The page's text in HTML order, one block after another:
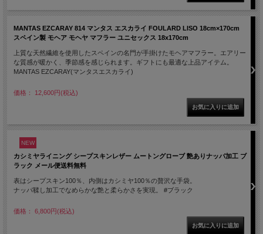
MANTAS EZCARAY 814 マンタス エスカライ FOULARD LISO 18cm×170cm
スペイン製 モヘア モヘヤ マフラー ユニセックス 18x170cm
上質な天然繊維を使用したスペインの名門が手掛けたモヘアマフラー。エアリー
な質感が暖かく、季節感を感じられます。ギフトにも最適な上品アイテム。
MANTAS EZCARAY(マンタスエスカライ)
価格： 12,600円(税込)
NEW
カシミヤライニング シープスキンレザー ムートングローブ 艶ありナッパ加工 ブ
ラック メール便送料無料
表はシープスキン100％、内側はカシミヤ100％の贅沢な手袋。
ナッパ鞣し加工でなめらかな艶と柔らかさを実現。 #ブラック
価格： 6,800円(税込)